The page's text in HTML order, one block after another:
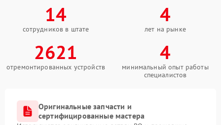
14
сотрудников в штате
4
лет на рынке
2621
отремонтированных устройств
4
минимальный опыт работы
специалистов
Оригинальные запчасти и
сертифицированные мастера